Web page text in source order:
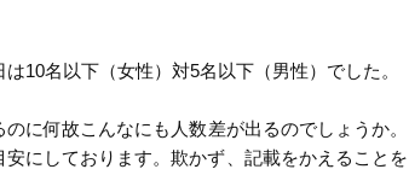
10名以下（女性）対5名以下（男性）でした。
に何故こんなにも人数差が出るのでしょうか。
にしております。欺かず、記載をかえることを